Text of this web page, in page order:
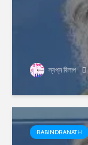
স্বপ্ন বিলাপ
RABINDRANATH